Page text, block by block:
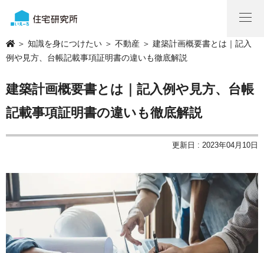
＞ 知識を身につけたい ＞ 不動産 ＞ 建築計画概要書とは｜記入
例や見方、台帳記載事項証明書の違いも徹底解説
建築計画概要書とは｜記入例や見方、台帳
記載事項証明書の違いも徹底解説
更新日 : 2023年04月10日